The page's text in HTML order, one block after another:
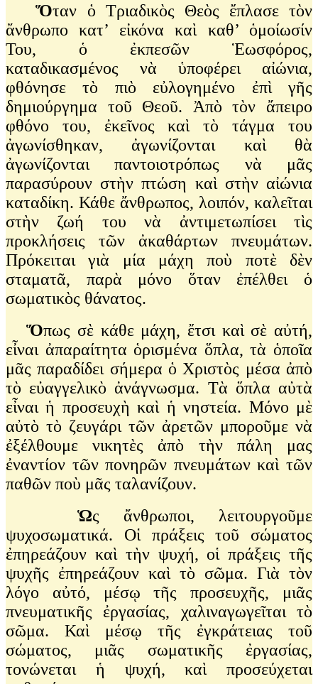
Ὅταν ὁ Τριαδικὸς Θεὸς ἔπλασε τὸν
ἄνθρωπο κατ’ εἰκόνα καὶ καθ’ ὁμοίωσίν
Του, ὁ ἐκπεσῶν Ἑωσφόρος,
καταδικασμένος νὰ ὑποφέρει αἰώνια,
φθόνησε τὸ πιὸ εὐλογημένο ἐπὶ γῆς
δημιούργημα τοῦ Θεοῦ. Ἀπὸ τὸν ἄπειρο
φθόνο του, ἐκεῖνος καὶ τὸ τάγμα του
ἀγωνίσθηκαν, ἀγωνίζονται καὶ θὰ
ἀγωνίζονται παντοιοτρόπως νὰ μᾶς
παρασύρουν στὴν πτώση καὶ στὴν αἰώνια
καταδίκη. Κάθε ἄνθρωπος, λοιπόν, καλεῖται
στὴν ζωή του νὰ ἀντιμετωπίσει τὶς
προκλήσεις τῶν ἀκαθάρτων πνευμάτων.
Πρόκειται γιὰ μία μάχη ποὺ ποτὲ δὲν
σταματᾶ, παρὰ μόνο ὅταν ἐπέλθει ὁ
σωματικὸς θάνατος.
Ὅπως σὲ κάθε μάχη, ἔτσι καὶ σὲ αὐτή,
εἶναι ἀπαραίτητα ὁρισμένα ὅπλα, τὰ ὁποῖα
μᾶς παραδίδει σήμερα ὁ Χριστὸς μέσα ἀπὸ
τὸ εὐαγγελικὸ ἀνάγνωσμα. Τὰ ὅπλα αὐτὰ
εἶναι ἡ προσευχὴ καὶ ἡ νηστεία. Μόνο μὲ
αὐτὸ τὸ ζευγάρι τῶν ἀρετῶν μποροῦμε νὰ
ἐξέλθουμε νικητὲς ἀπὸ τὴν πάλη μας
ἐναντίον τῶν πονηρῶν πνευμάτων καὶ τῶν
παθῶν ποὺ μᾶς ταλανίζουν.
Ὡς ἄνθρωποι, λειτουργοῦμε
ψυχοσωματικά. Οἱ πράξεις τοῦ σώματος
ἐπηρεάζουν καὶ τὴν ψυχή, οἱ πράξεις τῆς
ψυχῆς ἐπηρεάζουν καὶ τὸ σῶμα. Γιὰ τὸν
λόγο αὐτό, μέσῳ τῆς προσευχῆς, μιᾶς
πνευματικῆς ἐργασίας, χαλιναγωγεῖται τὸ
σῶμα. Καὶ μέσῳ τῆς ἐγκράτειας τοῦ
σώματος, μιᾶς σωματικῆς ἐργασίας,
τονώνεται ἡ ψυχή, καὶ προσεύχεται